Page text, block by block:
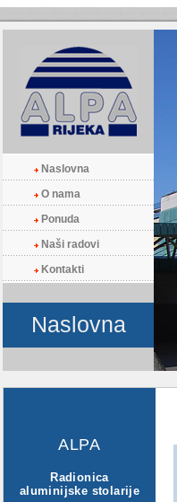
Naslovna
O nama
Ponuda
Naši radovi
Kontakti
Naslovna
ALPA
Radionica
aluminijske stolarije